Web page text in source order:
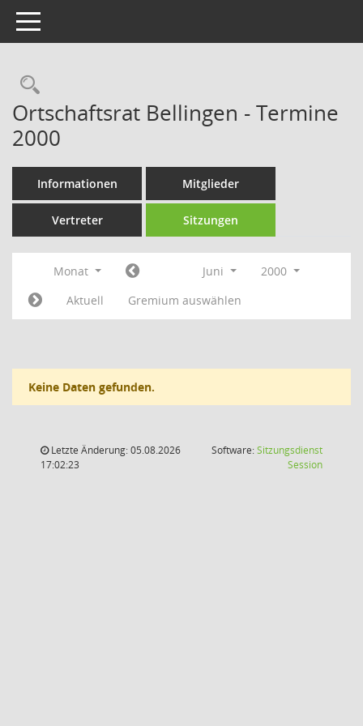
Toggle navigation
Rechercheauswahl
Ortschaftsrat Bellingen - Termine
2000
Informationen Mitglieder
Vertreter Sitzungen
Monat Juni
2000
Aktuell
Gremium auswählen
Keine Daten gefunden.
Letzte Änderung: 05.08.2026
17:02:23
Software:Sitzungsdienst
Session(Wird in